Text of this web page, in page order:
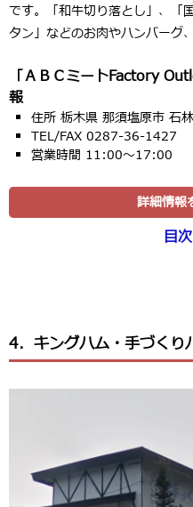
です。「和牛切り落とし」、「
タン」などのお肉やハンバーグ
「ＡＢＣミートFactory
報
住所 栃木県 那須塩原市 石
TEL/FAX 0287-36-1427
営業時間 11:00～17:00
詳細情報
目
4．キングハム・手づくり